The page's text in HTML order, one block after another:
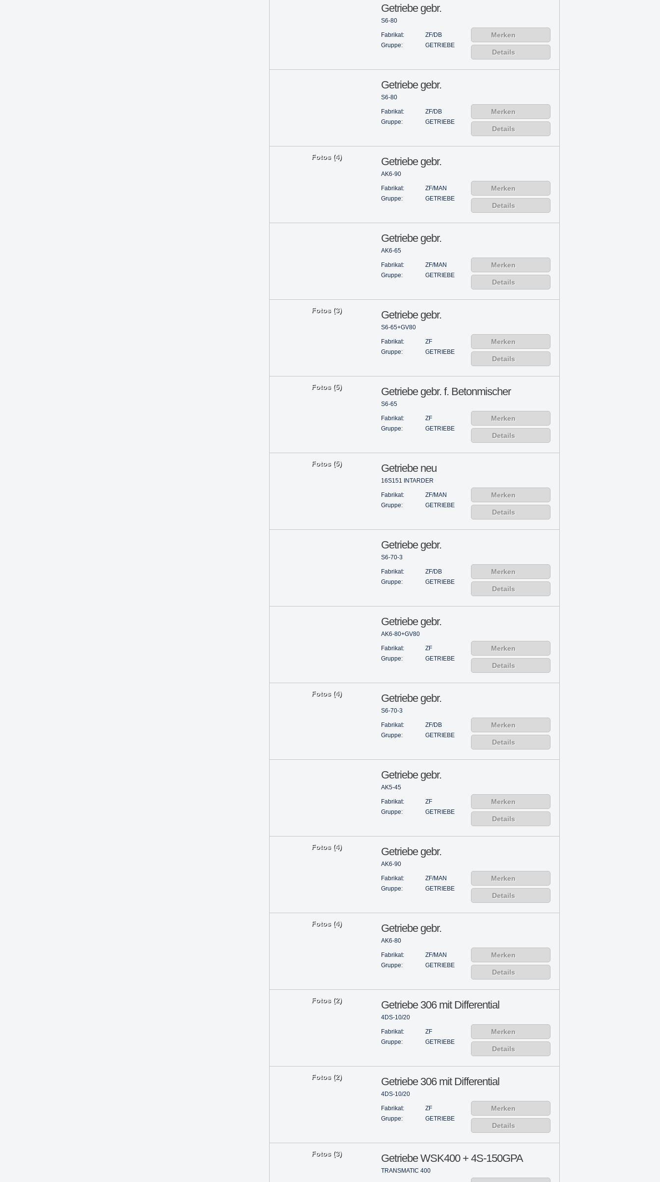
Merken
Details
Getriebe gebr.
S6-80
Fabrikat:
ZF/DB
Gruppe:
GETRIEBE
Merken
Details
Getriebe gebr.
S6-80
Fabrikat:
ZF/DB
Gruppe:
GETRIEBE
Fotos (4)
Merken
Details
Getriebe gebr.
AK6-90
Fabrikat:
ZF/MAN
Gruppe:
GETRIEBE
Merken
Details
Getriebe gebr.
AK6-65
Fabrikat:
ZF/MAN
Gruppe:
GETRIEBE
Fotos (3)
Merken
Details
Getriebe gebr.
S6-65+GV80
Fabrikat:
ZF
Gruppe:
GETRIEBE
Fotos (5)
Merken
Details
Getriebe gebr. f. Betonmischer
S6-65
Fabrikat:
ZF
Gruppe:
GETRIEBE
Fotos (5)
Merken
Details
Getriebe neu
16S151 INTARDER
Fabrikat:
ZF/MAN
Gruppe:
GETRIEBE
Merken
Details
Getriebe gebr.
S6-70-3
Fabrikat:
ZF/DB
Gruppe:
GETRIEBE
Merken
Details
Getriebe gebr.
AK6-80+GV80
Fabrikat:
ZF
Gruppe:
GETRIEBE
Fotos (4)
Merken
Details
Getriebe gebr.
S6-70-3
Fabrikat:
ZF/DB
Gruppe:
GETRIEBE
Merken
Details
Getriebe gebr.
AK5-45
Fabrikat:
ZF
Gruppe:
GETRIEBE
Fotos (4)
Merken
Details
Getriebe gebr.
AK6-90
Fabrikat:
ZF/MAN
Gruppe:
GETRIEBE
Fotos (4)
Merken
Details
Getriebe gebr.
AK6-80
Fabrikat:
ZF/MAN
Gruppe:
GETRIEBE
Fotos (2)
Merken
Details
Getriebe 306 mit Differential
4DS-10/20
Fabrikat:
ZF
Gruppe:
GETRIEBE
Fotos (2)
Merken
Details
Getriebe 306 mit Differential
4DS-10/20
Fabrikat:
ZF
Gruppe:
GETRIEBE
Fotos (3) Getriebe WSK400 + 4S-150GPA
TRANSMATIC 400